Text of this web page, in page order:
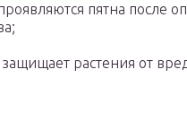
пятна после
растения от